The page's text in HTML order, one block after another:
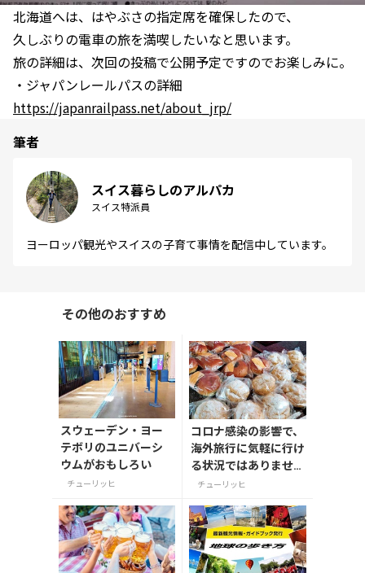
北海道へは、はやぶさの指定席を確保したので、
久しぶりの電車の旅を満喫したいなと思います。
旅の詳細は、次回の投稿で公開予定ですのでお楽しみに。
・ジャパンレールパスの詳細
https://japanrailpass.net/about_jrp/
筆者
スイス暮らしのアルパカ
スイス特派員
ヨーロッパ観光やスイスの子育て事情を配信中しています。
その他のおすすめ
スウェーデン・ヨー
テボリのユニバーシ
ウムがおもしろい
チューリッヒ
コロナ感染の影響で、
海外旅行に気軽に行け
る状況ではありません
が、落ち着いたら訪れ
やイベント情報をお伝
えしています。どうぞ
お楽しみください。
チューリッヒ